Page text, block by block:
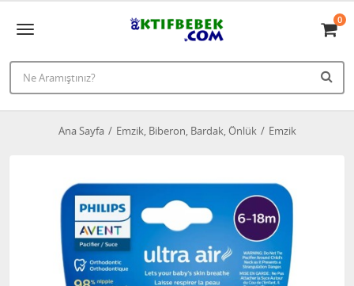
0
Ana Sayfa Emzik, Biberon, Bardak, Önlük Emzik